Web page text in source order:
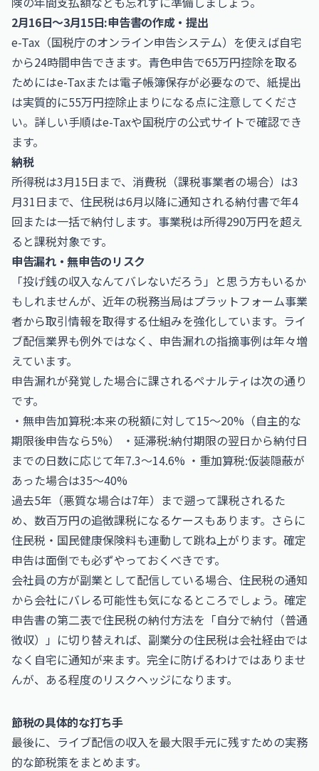
2月16日〜3月15日:申告書の作成・提出
e-Tax（国税庁のオンライン申告システム）を使えば自宅
から24時間申告できます。青色申告で65万円控除を取る
ためにはe-Taxまたは電子帳簿保存が必要なので、紙提出
は実質的に55万円控除止まりになる点に注意してくださ
い。詳しい手順はe-Taxや国税庁の公式サイトで確認でき
ます。
納税
所得税は3月15日まで、消費税（課税事業者の場合）は3
月31日まで、住民税は6月以降に通知される納付書で年4
回または一括で納付します。事業税は所得290万円を超え
ると課税対象です。
申告漏れ・無申告のリスク
「投げ銭の収入なんてバレないだろう」と思う方もいるか
もしれませんが、近年の税務当局はプラットフォーム事業
者から取引情報を取得する仕組みを強化しています。ライ
ブ配信業界も例外ではなく、申告漏れの指摘事例は年々増
えています。
申告漏れが発覚した場合に課されるペナルティは次の通り
です。
・無申告加算税:本来の税額に対して15〜20%（自主的な
期限後申告なら5%） ・延滞税:納付期限の翌日から納付日
までの日数に応じて年7.3〜14.6% ・重加算税:仮装隠蔽が
あった場合は35〜40%
過去5年（悪質な場合は7年）まで遡って課税されるた
め、数百万円の追徴課税になるケースもあります。さらに
住民税・国民健康保険料も連動して跳ね上がります。確定
申告は面倒でも必ずやっておくべきです。
会社員の方が副業として配信している場合、住民税の通知
から会社にバレる可能性も気になるところでしょう。確定
申告書の第二表で住民税の納付方法を「自分で納付（普通
徴収）」に切り替えれば、副業分の住民税は会社経由では
なく自宅に通知が来ます。完全に防げるわけではありませ
んが、ある程度のリスクヘッジになります。
節税の具体的な打ち手
最後に、ライブ配信の収入を最大限手元に残すための実務
的な節税策をまとめます。